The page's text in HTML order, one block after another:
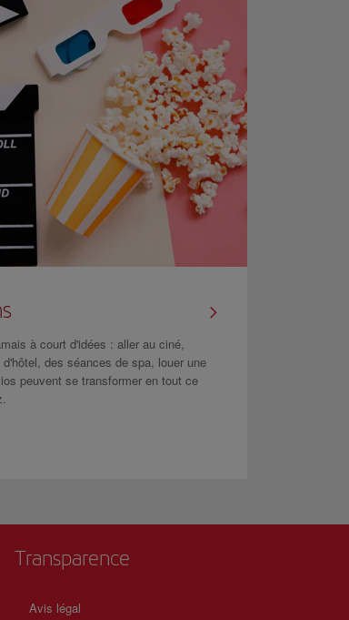
à court d'idées : aller au ciné,
des séances de spa, louer une
peuvent se transformer en tout ce
Transparence
Avis légal